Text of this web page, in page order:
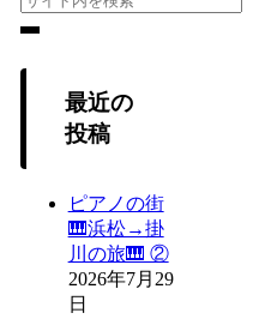
最近の
投稿
ピアノの街
🎹浜松→掛
川の旅🎹 ②
2026年7月29
日